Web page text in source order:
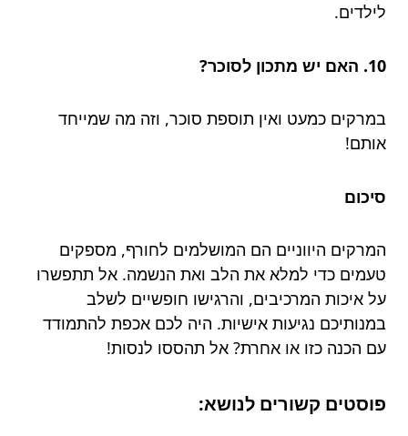
לילדים.
10. האם יש מתכון לסוכר?
במרקים כמעט ואין תוספת סוכר, וזה מה שמייחד
אותם!
סיכום
המרקים היווניים הם המושלמים לחורף, מספקים
טעמים כדי למלא את הלב ואת הנשמה. אל תתפשרו
על איכות המרכיבים, והרגישו חופשיים לשלב
במנותיכם נגיעות אישיות. היה לכם אכפת להתמודד
עם הכנה כזו או אחרת? אל תהססו לנסות!
פוסטים קשורים לנושא: